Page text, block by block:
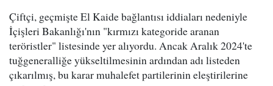
Çiftçi, geçmişte El Kaide bağlantısı iddiaları nedeniyle
İçişleri Bakanlığı'nın "kırmızı kategoride aranan
teröristler" listesinde yer alıyordu. Ancak Aralık 2024'te
tuğgeneralliğe yükseltilmesinin ardından adı listeden
çıkarılmış, bu karar muhalefet partilerinin eleştirilerine